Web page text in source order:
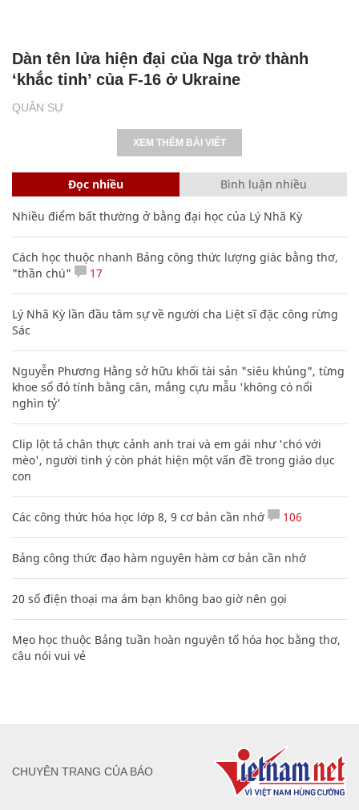
QUÂN SỰ
Dàn tên lửa hiện đại của Nga trở thành
‘khắc tinh’ của F-16 ở Ukraine
XEM THÊM BÀI VIẾT
Đọc nhiều Bình luận nhiều
Nhiều điểm bất thường ở bằng đại học của Lý Nhã Kỳ
Cách học thuộc nhanh Bảng công thức lượng giác bằng thơ,
"thần chú"
17
Lý Nhã Kỳ lần đầu tâm sự về người cha Liệt sĩ đặc công rừng
Sác
Nguyễn Phương Hằng sở hữu khối tài sản "siêu khủng", từng
khoe sổ đỏ tính bằng cân, mắng cựu mẫu 'không có nổi
nghìn tỷ'
Clip lột tả chân thực cảnh anh trai và em gái như 'chó với
mèo', người tinh ý còn phát hiện một vấn đề trong giáo dục
con
Các công thức hóa học lớp 8, 9 cơ bản cần nhớ 106
Bảng công thức đạo hàm nguyên hàm cơ bản cần nhớ
20 số điện thoại ma ám bạn không bao giờ nên gọi
Mẹo học thuộc Bảng tuần hoàn nguyên tố hóa học bằng thơ,
câu nói vui vẻ
CHUYÊN TRANG CỦA BÁO